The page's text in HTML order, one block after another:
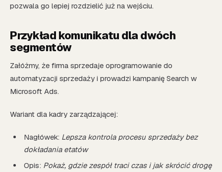
pozwala go lepiej rozdzielić już na wejściu.
Przykład komunikatu dla dwóch
segmentów
Załóżmy, że firma sprzedaje oprogramowanie do
automatyzacji sprzedaży i prowadzi kampanię Search w
Microsoft Ads.
Wariant dla kadry zarządzającej:
Nagłówek: Lepsza kontrola procesu sprzedaży bez
dokładania etatów
Opis: Pokaż, gdzie zespół traci czas i jak skrócić drogę